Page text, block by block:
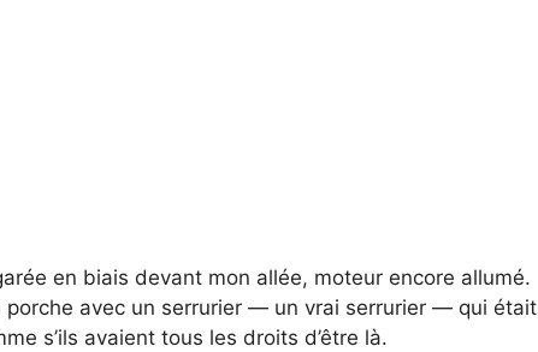
en biais devant mon allée, moteur encore allumé.
porche avec un serrurier — un vrai serrurier — qui était
s’ils avaient tous les droits d’être là.